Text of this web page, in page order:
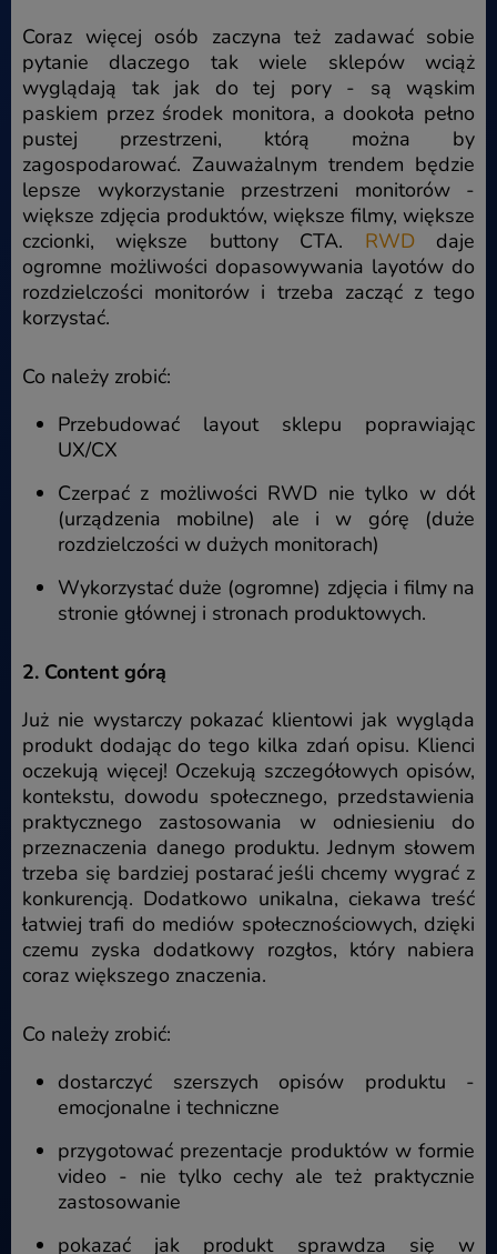
Coraz więcej osób zaczyna też zadawać sobie
pytanie dlaczego tak wiele sklepów wciąż
wyglądają tak jak do tej pory - są wąskim
paskiem przez środek monitora, a dookoła pełno
pustej przestrzeni, którą można by
zagospodarować. Zauważalnym trendem będzie
lepsze wykorzystanie przestrzeni monitorów -
większe zdjęcia produktów, większe filmy, większe
czcionki, większe buttony CTA. RWDdaje
ogromne możliwości dopasowywania layotów do
rozdzielczości monitorów i trzeba zacząć z tego
korzystać.
Co należy zrobić:
Przebudować layout sklepu poprawiając
UX/CX
Czerpać z możliwości RWD nie tylko w dół
(urządzenia mobilne) ale i w górę (duże
rozdzielczości w dużych monitorach)
Wykorzystać duże (ogromne) zdjęcia i filmy na
stronie głównej i stronach produktowych.
2. Content górą
Już nie wystarczy pokazać klientowi jak wygląda
produkt dodając do tego kilka zdań opisu. Klienci
oczekują więcej! Oczekują szczegółowych opisów,
kontekstu, dowodu społecznego, przedstawienia
praktycznego zastosowania w odniesieniu do
przeznaczenia danego produktu. Jednym słowem
trzeba się bardziej postarać jeśli chcemy wygrać z
konkurencją. Dodatkowo unikalna, ciekawa treść
łatwiej trafi do mediów społecznościowych, dzięki
czemu zyska dodatkowy rozgłos, który nabiera
coraz większego znaczenia.
Co należy zrobić:
dostarczyć szerszych opisów produktu -
emocjonalne i techniczne
przygotować prezentacje produktów w formie
video - nie tylko cechy ale też praktycznie
zastosowanie
pokazać jak produkt sprawdza się w